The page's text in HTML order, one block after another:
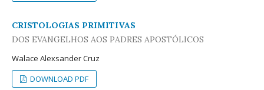
CRISTOLOGIAS PRIMITIVAS
DOS EVANGELHOS AOS PADRES APOSTÓLICOS
Walace Alexsander Cruz
DOWNLOAD PDF